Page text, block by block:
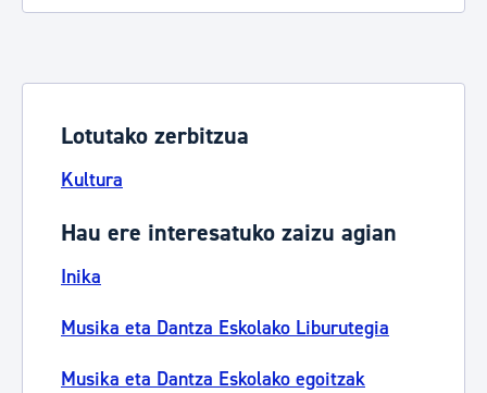
Lotutako zerbitzua
Kultura
Hau ere interesatuko zaizu agian
Inika
Musika eta Dantza Eskolako Liburutegia
Musika eta Dantza Eskolako egoitzak